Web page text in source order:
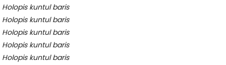
Holopis kuntul baris
Holopis kuntul baris
Holopis kuntul baris
Holopis kuntul baris
Holopis kuntul baris